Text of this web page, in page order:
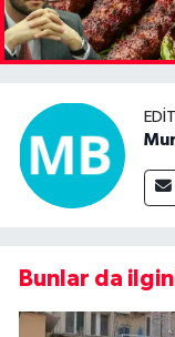
Bunlar da